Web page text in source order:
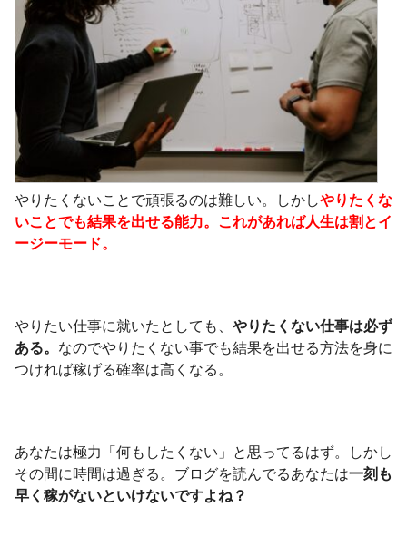
やりたくないことで頑張るのは難しい。しかしやりたくな
いことでも結果を出せる能力。これがあれば人生は割とイ
ージーモード。
やりたい仕事に就いたとしても、 やりたくない仕事は必ず
ある。 なのでやりたくない事でも結果を出せる方法を身に
つければ稼げる確率は高くなる。
あなたは極力「何もしたくない」と思ってるはず。しかし
その間に時間は過ぎる。ブログを読んでるあなたは一刻も
早く稼がないといけないですよね？